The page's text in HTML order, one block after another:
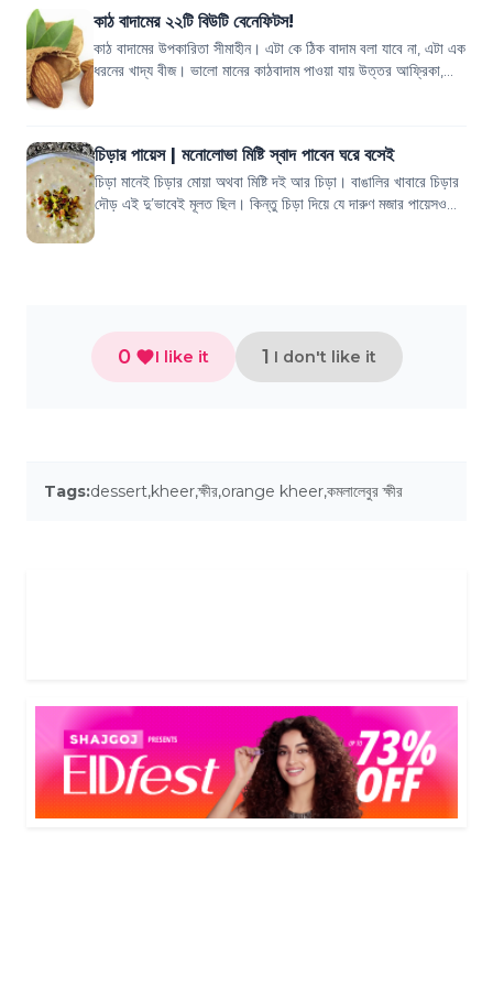
কাঠ বাদামের ২২টি বিউটি বেনেফিটস!
কাঠ বাদামের উপকারিতা সীমাহীন। এটা কে ঠিক বাদাম বলা যাবে না, এটা এক
ধরনের খাদ্য বীজ। ভালো মানের কাঠবাদাম পাওয়া যায় উত্তর আফ্রিকা,
চিড়ার পায়েস | মনোলোভা মিষ্টি স্বাদ পাবেন ঘরে বসেই
চিড়া মানেই চিড়ার মোয়া অথবা মিষ্টি দই আর চিড়া। বাঙালির খাবারে চিড়ার
দৌড় এই দু’ভাবেই মূলত ছিল। কিন্তু চিড়া দিয়ে যে দারুণ মজার পায়েসও
হয়, তা কি জানেন? সে...
0 I like it 1 I don't like it
Tags:dessert,kheer,ক্ষীর,orange kheer,কমলালেবুর ক্ষীর